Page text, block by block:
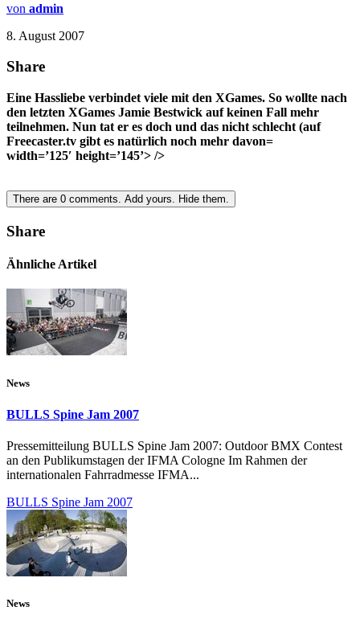
von admin
8. August 2007
Share
Eine Hassliebe verbindet viele mit den XGames. So wollte nach
den letzten XGames Jamie Bestwick auf keinen Fall mehr
teilnehmen. Nun tat er es doch und das nicht schlecht (auf
Freecaster.tv gibt es natürlich noch mehr davon=
width=’125′ height=’145’> />
There are 0 comments. Add yours. Hide them.
Share
Ähnliche Artikel
News
BULLS Spine Jam 2007
Pressemitteilung BULLS Spine Jam 2007: Outdoor BMX Contest
an den Publikumstagen der IFMA Cologne Im Rahmen der
internationalen Fahrradmesse IFMA...
BULLS Spine Jam 2007
News